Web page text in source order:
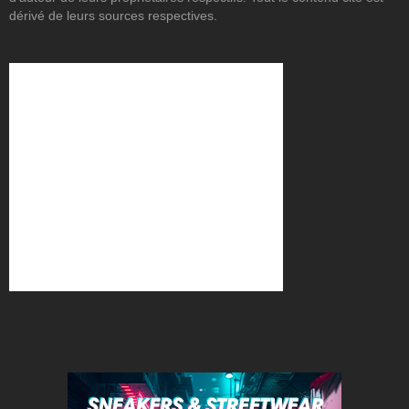
dérivé de leurs sources respectives.